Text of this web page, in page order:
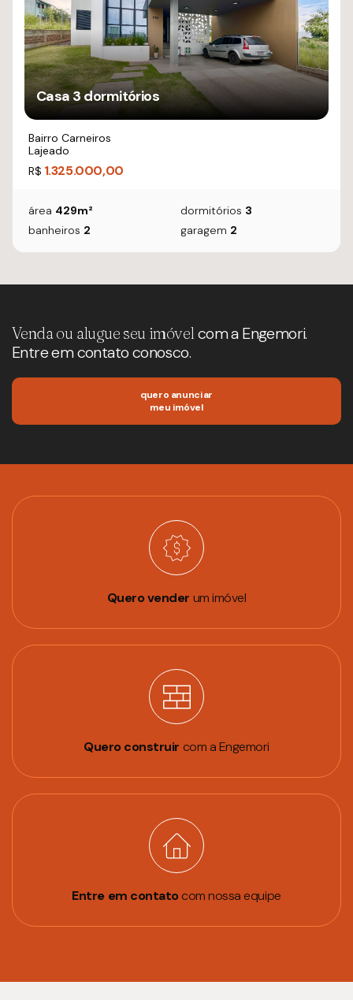
Casa 3 dormitórios
Bairro Carneiros
Lajeado
R$ 1.325.000,00
área 429m² dormitórios 3
banheiros 2 garagem 2
Venda ou alugue seu imóvel com a Engemori.
Entre em contato conosco.
quero anunciar
meu imóvel
Quero vender um imóvel
Quero construir com a Engemori
Entre em contatocom nossa equipe